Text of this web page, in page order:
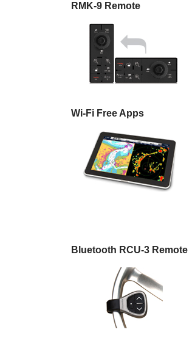
RMK-9 Remote
Wi-Fi Free Apps
Bluetooth RCU-3 Remote